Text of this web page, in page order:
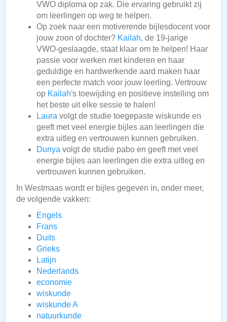
VWO diploma op zak. Die ervaring gebruikt zij
om leerlingen op weg te helpen.
Op zoek naar een motiverende bijlesdocent voor
jouw zoon of dochter? Kailah, de 19-jarige
VWO-geslaagde, staat klaar om te helpen! Haar
passie voor werken met kinderen en haar
geduldige en hardwerkende aard maken haar
een perfecte match voor jouw leerling. Vertrouw
op Kailah's toewijding en positieve instelling om
het beste uit elke sessie te halen!
Laura volgt de studie toegepaste wiskunde en
geeft met veel energie bijles aan leerlingen die
extra uitleg en vertrouwen kunnen gebruiken.
Dunya volgt de studie pabo en geeft met veel
energie bijles aan leerlingen die extra uitleg en
vertrouwen kunnen gebruiken.
In Westmaas wordt er bijles gegeven in, onder meer,
de volgende vakken:
Engels
Frans
Duits
Grieks
Latijn
Nederlands
economie
wiskunde
wiskunde A
natuurkunde